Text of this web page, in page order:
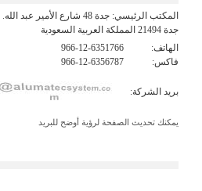
جدة 21494 المملكة العربية السعودية
الهاتف:
966-12-6351766
فاكس:
966-12-6356787
بريد الشركة:
يمكنك تحديث الصفحة لرؤية أوضح للبريد